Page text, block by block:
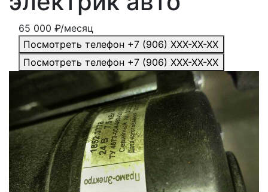
65 000 ₽/месяц
Посмотреть телефон +7 (906) XXX-XX-XX
Посмотреть телефон +7 (906) XXX-XX-XX